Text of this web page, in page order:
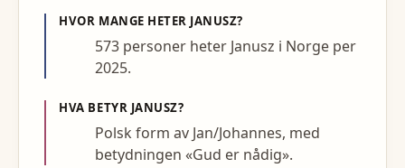
HVOR MANGE HETER JANUSZ?
573 personer heter Janusz i Norge per
2025.
HVA BETYR JANUSZ?
Polsk form av Jan/Johannes, med
betydningen «Gud er nådig».